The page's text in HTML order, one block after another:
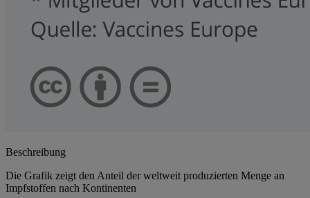
Beschreibung
Die Grafik zeigt den Anteil der weltweit produzierten Menge an
Impfstoffen nach Kontinenten